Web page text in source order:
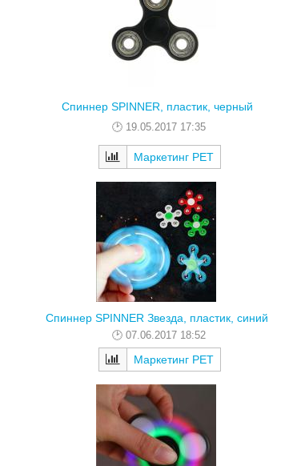
Спиннер SPINNER, пластик, черный
19.05.2017 17:35
Маркетинг РЕТ
Спиннер SPINNER Звезда, пластик, синий
07.06.2017 18:52
Маркетинг РЕТ